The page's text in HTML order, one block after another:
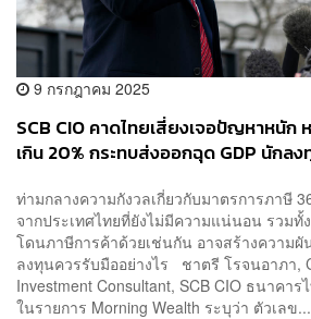
9 กรกฎาคม 2025
SCB CIO คาดไทยเสี่ยงเจอปัญหาหนัก
เกิน 20% กระทบส่งออกฉุด GDP นักล
ท่ามกลางความกังวลเกี่ยวกับมาตรการภาษี
จากประเทศไทยที่ยังไม่มีความแน่นอน รวมทั้
โดนภาษีการค้าด้วยเช่นกัน อาจสร้างความ
ลงทุนควรรับมืออย่างไร ชาตรี โรจนอาภา,
Investment Consultant, SCB CIO ธนาค
ในรายการ Morning Wealth ระบุว่า ตัวเลข...